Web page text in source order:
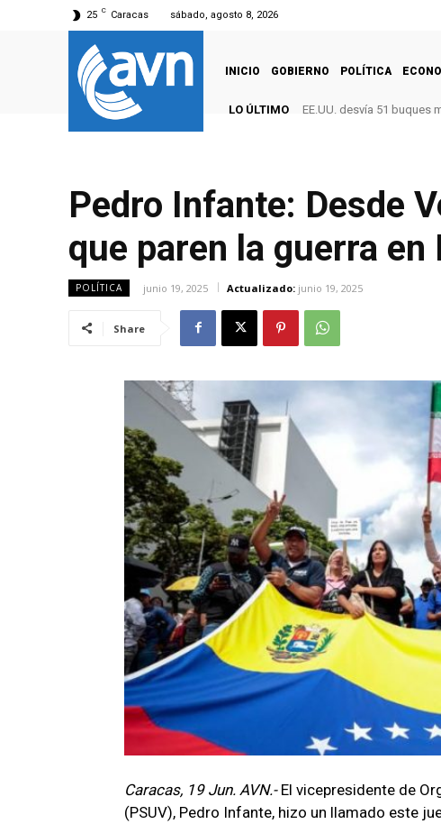
25 C Caracas sábado, agosto 8, 2026
INICIO GOBIERNO POLÍTICA
LO ÚLTIMO EE.UU. desvía 51 buques
Pedro Infante: Desde
que paren la guerra
POLÍTICA junio 19, 2025 Actualizado: junio 19, 2025
Share
Caracas, 19 Jun. AVN.- El vicepresidente de
(PSUV), Pedro Infante, hizo un llamado este